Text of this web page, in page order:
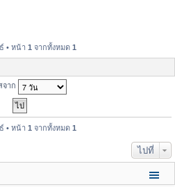
n
• หน้า 1 จากทั้งหมด 1
จาก
• หน้า 1 จากทั้งหมด 1
ไปที่